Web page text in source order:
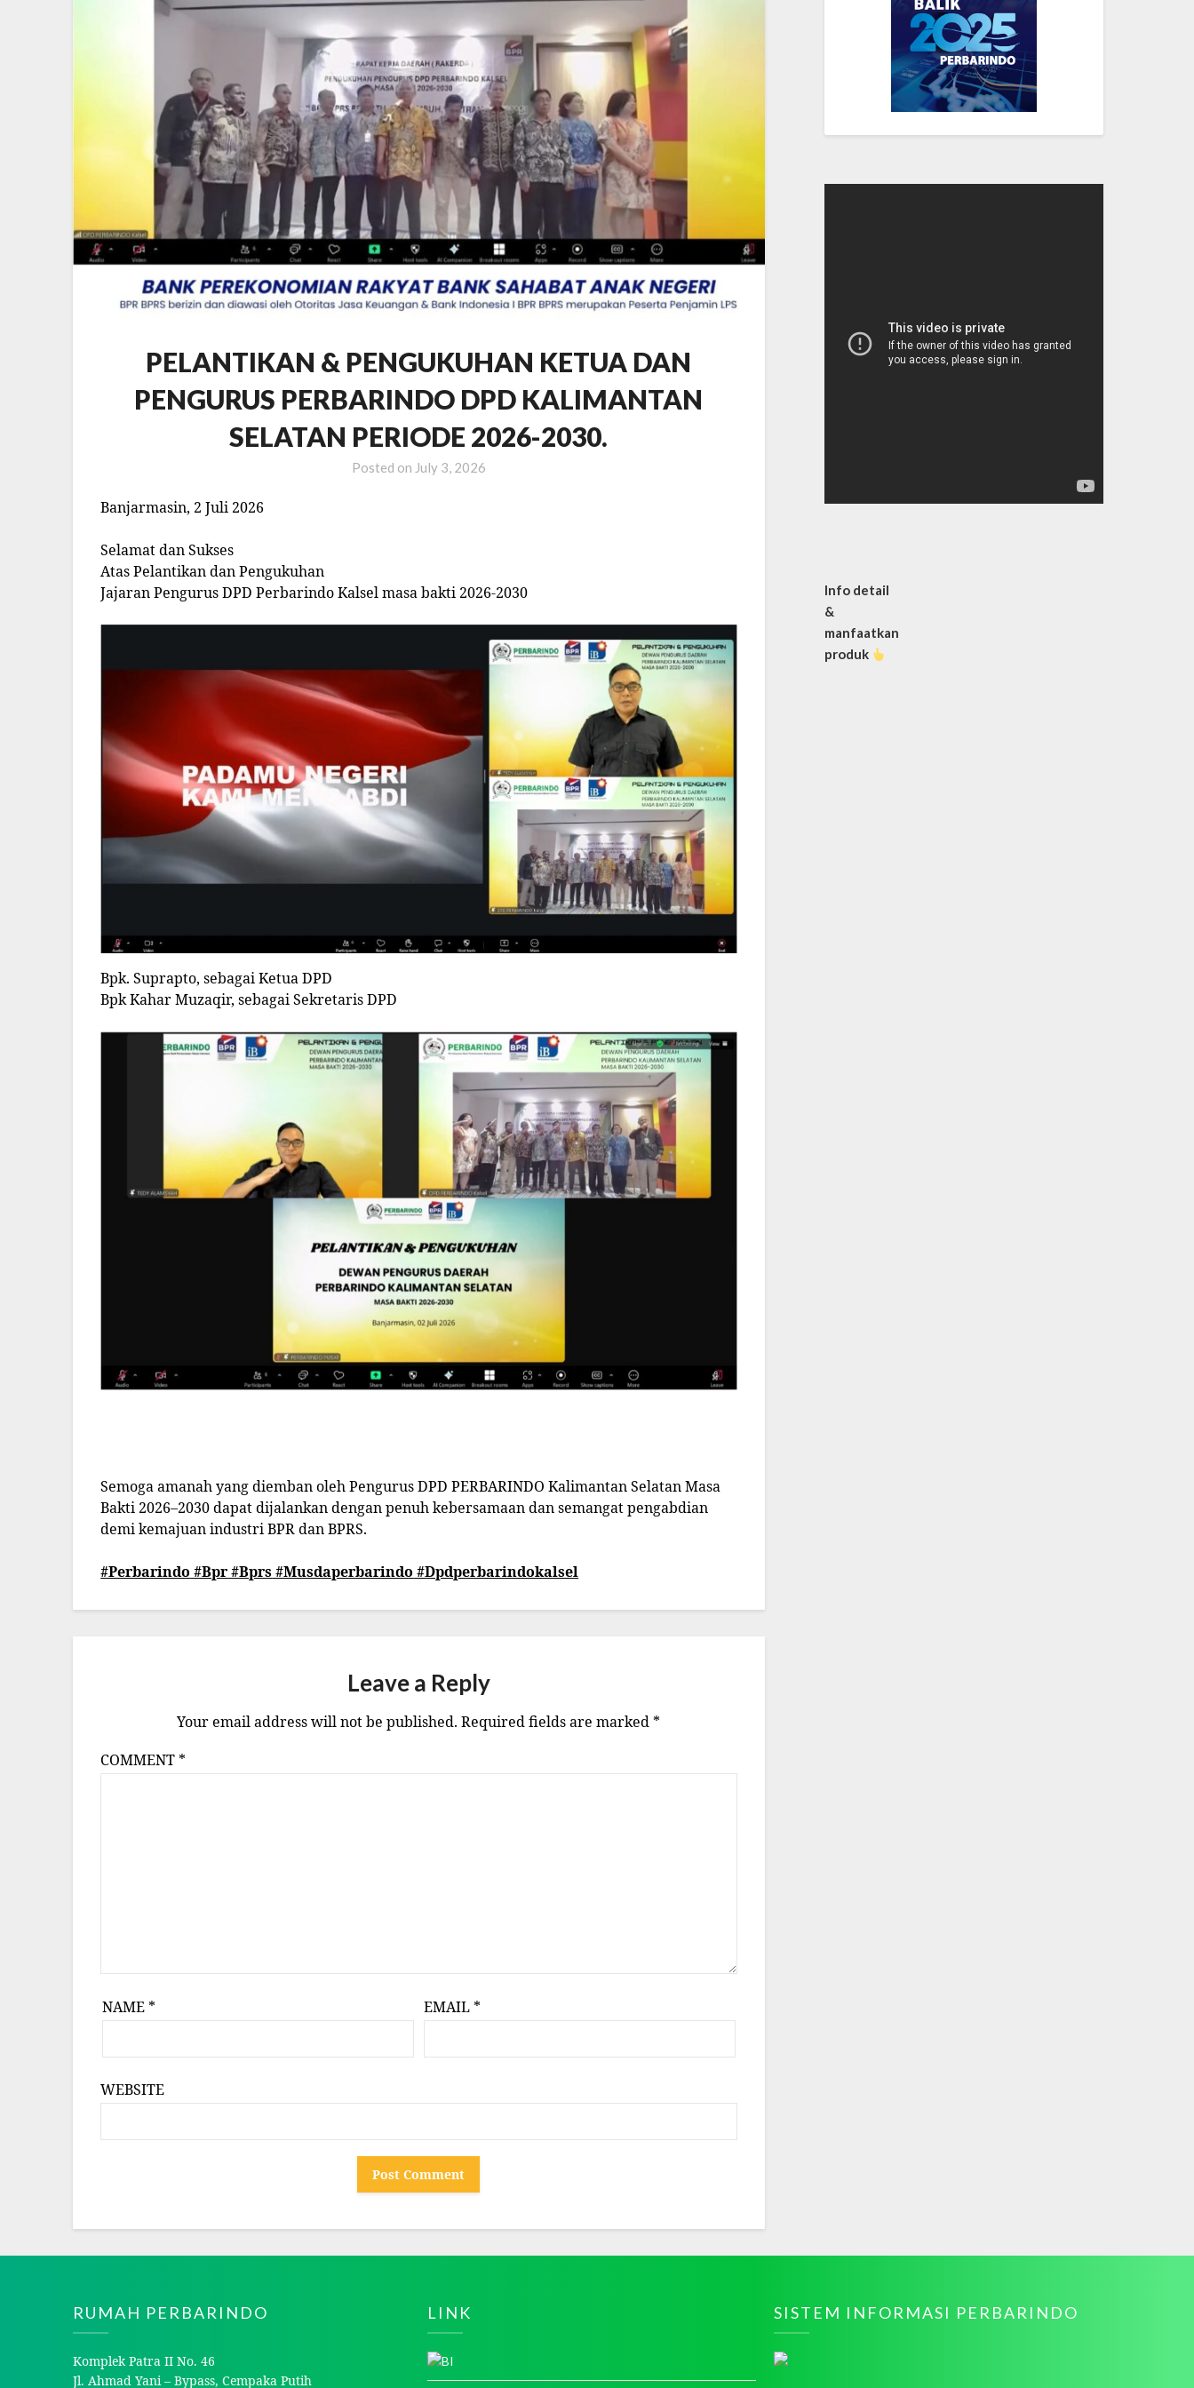
PELANTIKAN & PENGUKUHAN KETUA DAN
PENGURUS PERBARINDO DPD KALIMANTAN
SELATAN PERIODE 2026-2030.
Posted on July 3, 2026
Banjarmasin, 2 Juli 2026
Selamat dan Sukses
Atas Pelantikan dan Pengukuhan
Jajaran Pengurus DPD Perbarindo Kalsel masa bakti 2026-2030
Bpk. Suprapto, sebagai Ketua DPD
Bpk Kahar Muzaqir, sebagai Sekretaris DPD
Semoga amanah yang diemban oleh Pengurus DPD PERBARINDO Kalimantan Selatan Masa
Bakti 2026–2030 dapat dijalankan dengan penuh kebersamaan dan semangat pengabdian
demi kemajuan industri BPR dan BPRS.
#Perbarindo #Bpr#Bprs#Musdaperbarindo #Dpdperbarindokalsel
Leave a Reply
Your email address will not be published. Required fields are marked *
COMMENT *
NAME * EMAIL *
WEBSITE
Info detail
&
manfaatkan
produk
RUMAH PERBARINDO
Komplek Patra II No. 46
Jl. Ahmad Yani – Bypass, Cempaka Putih
LINK SISTEM INFORMASI PERBARINDO